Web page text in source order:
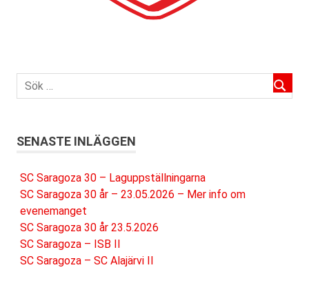
SENASTE INLÄGGEN
SC Saragoza 30 – Laguppställningarna
SC Saragoza 30 år – 23.05.2026 – Mer info om
evenemanget
SC Saragoza 30 år 23.5.2026
SC Saragoza – ISB II
SC Saragoza – SC Alajärvi II